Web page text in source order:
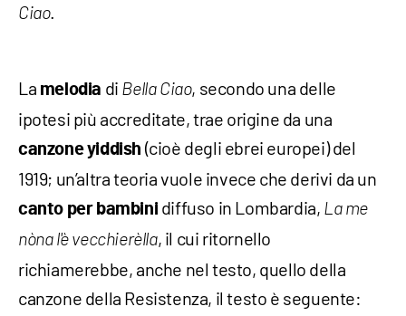
Ciao.
La melodia di Bella Ciao, secondo una delle
ipotesi più accreditate, trae origine da una
canzone yiddish (cioè degli ebrei europei) del
1919; un’altra teoria vuole invece che derivi da un
canto per bambini diffuso in Lombardia, La me
nòna l'è vecchierèlla, il cui ritornello
richiamerebbe, anche nel testo, quello della
canzone della Resistenza, il testo è seguente: